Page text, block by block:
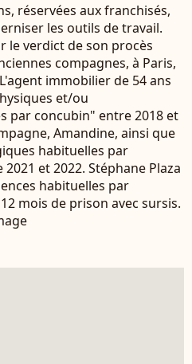
réservées aux franchisés,
les outils de travail.
le verdict de son procès
compagnes, à Paris,
immobilier de 54 ans
et/ou
par concubin" entre 2018 et
Amandine, ainsi que
habituelles par
et 2022. Stéphane Plaza
habituelles par
mois de prison avec sursis.